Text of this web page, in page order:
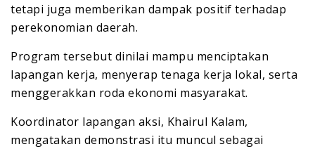
tetapi juga memberikan dampak positif terhadap
perekonomian daerah.
Program tersebut dinilai mampu menciptakan
lapangan kerja, menyerap tenaga kerja lokal, serta
menggerakkan roda ekonomi masyarakat.
Koordinator lapangan aksi, Khairul Kalam,
mengatakan demonstrasi itu muncul sebagai